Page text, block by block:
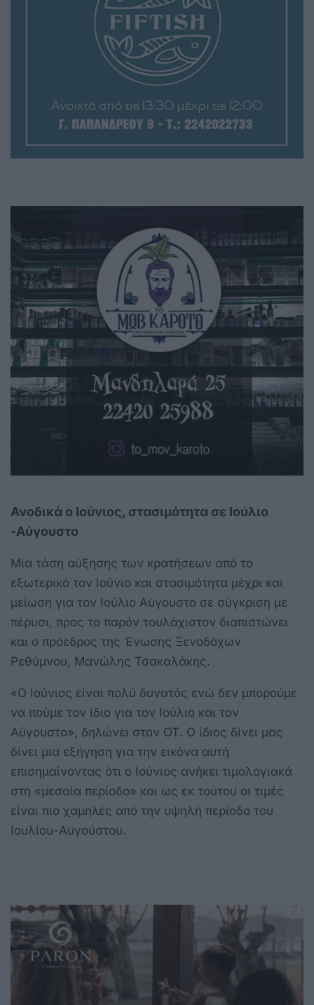
Ανοδικά ο Ιούνιος, στασιμότητα σε Ιούλιο
-Αύγουστο
Μία τάση αύξησης των κρατήσεων από το
εξωτερικό τον Ιούνιο και στασιμότητα μέχρι και
μείωση για τον Ιούλιο Αύγουστο σε σύγκριση με
πέρυσι, προς το παρόν τουλάχιστον διαπιστώνει
και ο πρόεδρος της Ένωσης Ξενοδόχων
Ρεθύμνου, Μανώλης Τσακαλάκης.
«Ο Ιούνιος είναι πολύ δυνατός ενώ δεν μπορούμε
να πούμε τον ίδιο για τον Ιούλιο και τον
Αύγουστο», δηλώνει στον ΟΤ. Ο ίδιος δίνει μας
δίνει μια εξήγηση για την εικόνα αυτή
επισημαίνοντας ότι ο Ιούνιος ανήκει τιμολογιακά
στη «μεσαία περίοδο» και ως εκ τούτου οι τιμές
είναι πιο χαμηλές από την υψηλή περίοδο του
Ιουλίου-Αυγούστου.